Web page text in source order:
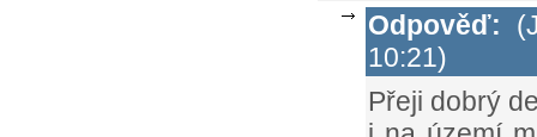
Odpověď:
10:21)
Přeji dobrý